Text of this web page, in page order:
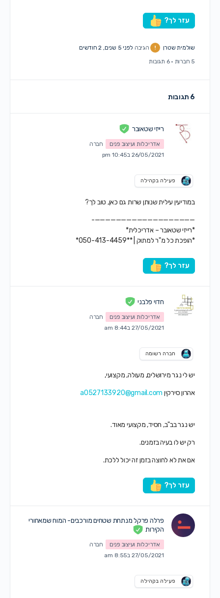
עזר לך?
שולמית שטרן הגיבה לפני 5 שנים, 2 חודשים
5 חברות
· 6 תגובות
6 תגובות
רייזי שטאובר
אדריכלות ועיצוב פנים
חברה
26/05/2021 ב10:45 pm
פעילה בקהילה
במודיעין עילית שנותן שרות גם כאן, טוב לך?
———————————————————-
*רייזי שטאובר – אדריכלית*
*הופכת כל מ"ר למתוק | **050-413-4459*
עזר לך?
חדוי פלבני
אדריכלות ועיצוב פנים
חברה
27/05/2021 ב8:44 am
חברה רשומה
יש לי נגר מירושלים, מעולה, מקצועי,
אהרון סירקין a0527133920@gmail.com
יש נגר בב"ב, חסיד, מקצועי מאוד.
רק יש לו בעיה בזמנים.
אם את לא לחוצה בזמן זה יכול ללכת.
עזר לך?
פרלה פרקל מנתחת שטחים מורכבים- המוח שמאחורי
הקירות
אדריכלות ועיצוב פנים
חברה
27/05/2021 ב8:55 am
פעילה בקהילה